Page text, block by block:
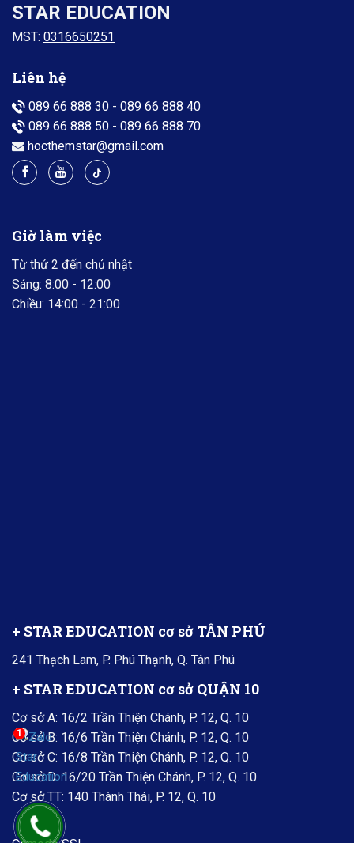
STAR EDUCATION
MST: 0316650251
Liên hệ
089 66 888 30 - 089 66 888 40
089 66 888 50 - 089 66 888 70
hocthemstar@gmail.com
Giờ làm việc
Từ thứ 2 đến chủ nhật
Sáng: 8:00 - 12:00
Chiều: 14:00 - 21:00
+ STAR EDUCATION cơ sở TÂN PHÚ
241 Thạch Lam, P. Phú Thạnh, Q. Tân Phú
+ STAR EDUCATION cơ sở QUẬN 10
Cơ sở A: 16/2 Trần Thiện Chánh, P. 12, Q. 10
Cơ sở B: 16/6 Trần Thiện Chánh, P. 12, Q. 10
Cơ sở C: 16/8 Trần Thiện Chánh, P. 12, Q. 10
Cơ sở D: 16/20 Trần Thiện Chánh, P. 12, Q. 10
Cơ sở TT: 140 Thành Thái, P. 12, Q. 10
1